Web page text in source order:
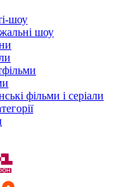
шоу
шоу
фільми і серіали